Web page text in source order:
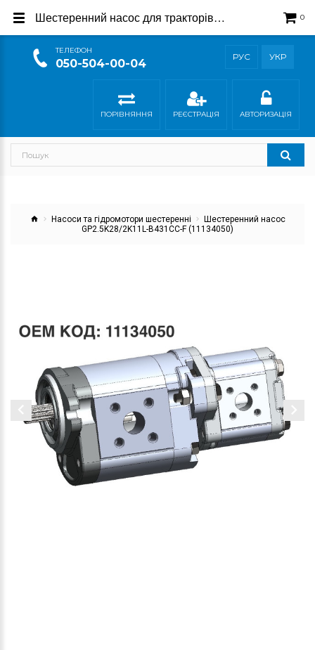
ТEЛЕФОН
050-504-00-04
РУС УКР
0
ПОРІВНЯННЯ РЕЄСТРАЦІЯ АВТОРИЗАЦІЯ
Насоси та гідромотори шестеренні
Шестеренний насос
GP2.5K28/2K11L-B431CC-F (11134050)
Шестеренний насос для тракторів CLAAS (11134050)